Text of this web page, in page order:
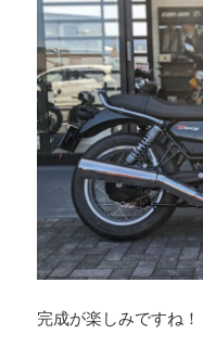
完成が楽しみですね！